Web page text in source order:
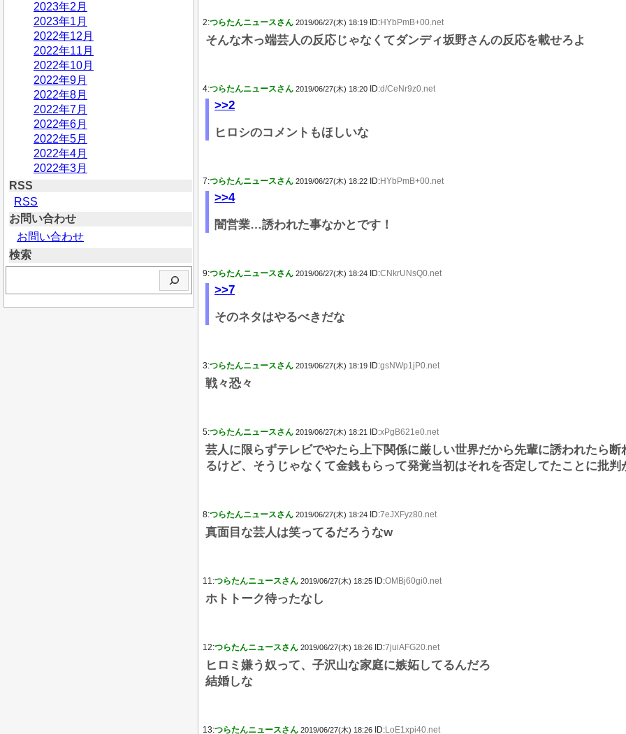
2023年2月
2023年1月
2022年12月
2022年11月
2022年10月
2022年9月
2022年8月
2022年7月
2022年6月
2022年5月
2022年4月
2022年3月
RSS
RSS
お問い合わせ
お問い合わせ
検索
2:つらたんニュースさん 2019/06/27(木) 18:19 ID:HYbPmB+00.net
そんな木っ端芸人の反応じゃなくてダンディ坂野さんの反応を載せろよ
4:つらたんニュースさん 2019/06/27(木) 18:20 ID:d/CeNr9z0.net
>>2
ヒロシのコメントもほしいな
7:つらたんニュースさん 2019/06/27(木) 18:22 ID:HYbPmB+00.net
>>4
闇営業…誘われた事なかとです！
9:つらたんニュースさん 2019/06/27(木) 18:24 ID:CNkrUNsQ0.net
>>7
そのネタはやるべきだな
3:つらたんニュースさん 2019/06/27(木) 18:19 ID:gsNWp1jP0.net
戦々恐々
5:つらたんニュースさん 2019/06/27(木) 18:21 ID:xPgB621e0.net
芸人に限らずテレビでやたら上下関係に厳しい世界だから先輩に誘われたら断
るけど、そうじゃなくて金銭もらって発覚当初はそれを否定してたことに批判
8:つらたんニュースさん 2019/06/27(木) 18:24 ID:7eJXFyz80.net
真面目な芸人は笑ってるだろうなw
11:つらたんニュースさん 2019/06/27(木) 18:25 ID:OMBj60gi0.net
ホトトーク待ったなし
12:つらたんニュースさん 2019/06/27(木) 18:26 ID:7juiAFG20.net
ヒロミ嫌う奴って、子沢山な家庭に嫉妬してるんだろ
結婚しな
13:つらたんニュースさん 2019/06/27(木) 18:26 ID:LoE1xpi40.net